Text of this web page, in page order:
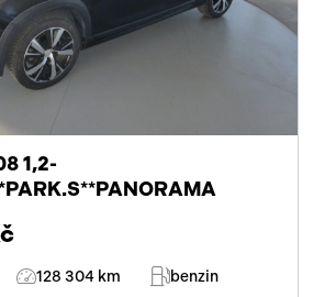
1,2-
128 304 km
benzin